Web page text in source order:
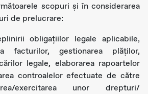
scopuri și în considerarea
de prelucrare:
obligațiilor legale aplicabile,
facturilor, gestionarea plăților,
legale, elaborarea rapoartelor
controalelor efectuate de către
exercitarea unor drepturi/